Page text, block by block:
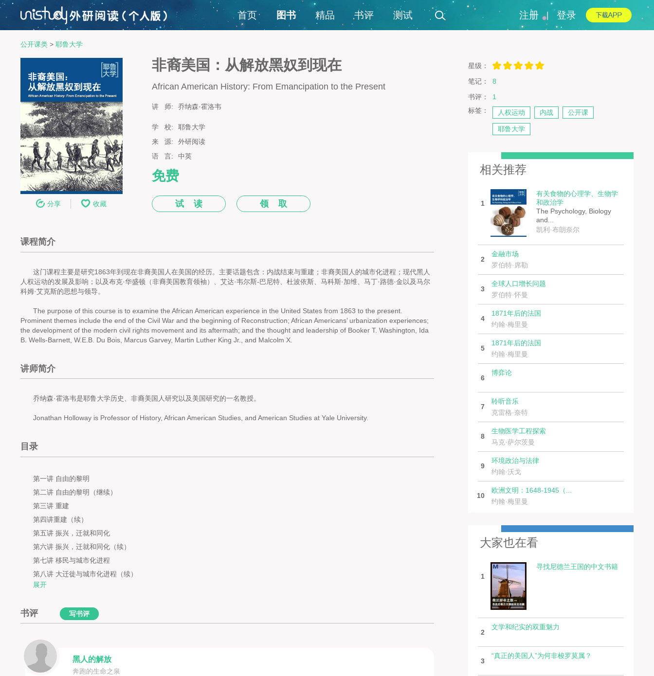
首页 图书 精品 书评 测试 注册 登录
公开课类 > 耶鲁大学
分享 收藏
非裔美国：从解放黑奴到现在
African American History: From Emancipation to the Present
讲 师: 乔纳森·霍洛韦
学 校:
耶鲁大学
来 源:
外研阅读
语 言:
中英
免费
试 读 领 取
课程简介
这门课程主要是研究1863年到现在非裔美国人在美国的经历。主要话题包含：内战结束与重建；非裔美国人的城市化进程；现代黑人
人权运动的发展及影响；以及布克·华盛顿（非裔美国教育领袖）、艾达·韦尔斯-巴尼特、杜波依斯、马科斯·加维、马丁·路德·金以及马尔
科姆·艾克斯的思想与领导。
The purpose of this course is to examine the African American experience in the United States from 1863 to the present.
Prominent themes include the end of the Civil War and the beginning of Reconstruction; African Americans’ urbanization experiences;
the development of the modern civil rights movement and its aftermath; and the thought and leadership of Booker T. Washington, Ida
B. Wells-Barnett, W.E.B. Du Bois, Marcus Garvey, Martin Luther King Jr., and Malcolm X.
讲师简介
乔纳森·霍洛韦是耶鲁大学历史、非裔美国人研究以及美国研究的一名教授。
Jonathan Holloway is Professor of History, African American Studies, and American Studies at Yale University.
目录
第一讲 自由的黎明
第二讲 自由的黎明（继续）
第三讲 重建
第四讲重建（续）
第五讲 振兴，迁就和同化
第六讲 振兴，迁就和同化（续）
第七讲 移民与城市化进程
第八讲 大迁徙与城市化进程（续）
第九讲 新一代黑人
第十一讲 经济大萧条与双V运动
第十三讲 通向布朗与小石城的道路
第十四讲 从静坐示威到民权运动
第十五课 从静坐到公民权利（续）
展开
书评 写书评
黑人的解放
奔跑的生命之泉
星级：
笔记： 8
书评： 1
标签：
人权运动 内战 公开课
耶鲁大学
相关推荐
1
有关食物的心理学、生物学
和政治学
The Psychology, Biology
and...
凯利·布朗奈尔
2
金融市场
罗伯特·席勒
3
全球人口增长问题
罗伯特·怀曼
4
1871年后的法国
约翰·梅里曼
5
1871年后的法国
约翰·梅里曼
6
博弈论
7
聆听音乐
克雷格·奈特
8
生物医学工程探索
马克·萨尔茨曼
9
环境政治与法律
约翰·沃戈
10
欧洲文明：1648-1945（...
约翰·梅里曼
大家也在看
1
寻找尼德兰王国的中文书籍
2
文学和纪实的双重魅力
3
“真正的美国人”为何非梭罗莫属？